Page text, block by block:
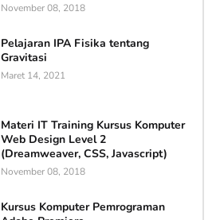
November 08, 2018
Pelajaran IPA Fisika tentang
Gravitasi
Maret 14, 2021
Materi IT Training Kursus Komputer
Web Design Level 2
(Dreamweaver, CSS, Javascript)
November 08, 2018
Kursus Komputer Pemrograman